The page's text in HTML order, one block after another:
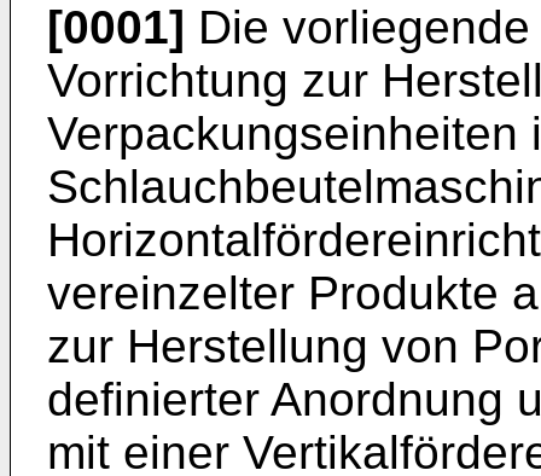
[0001] Die
Vorrichtung zur
Verpackungseinheiten
vereinzelter Produkte
zur Herstellung von
definierter Anordnung
mit einer